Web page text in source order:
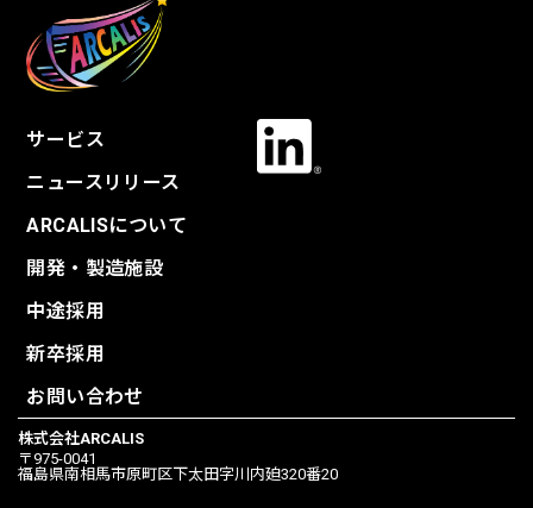
サービス
ニュースリリース
ARCALISについて
開発・製造施設
中途採用
新卒採用
お問い合わせ
株式会社ARCALIS
〒975-0041
福島県南相馬市原町区下太田字川内廹320番20